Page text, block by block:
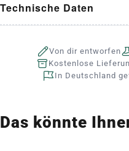
Technische Daten
Von dir entworfen
Kostenlose
In Deutschland
Das könnte